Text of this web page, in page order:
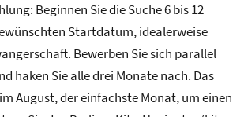
Beginnen Sie die Suche 6 bis 12
Startdatum, idealerweise
Bewerben Sie sich parallel
haken Sie alle drei Monate nach. Das
August, der einfachste Monat, um einen